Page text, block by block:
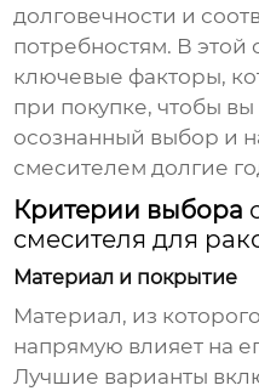
долговечности и
потребностям. В этой
ключевые факторы,
при покупке, чтобы
осознанный выбор и
смесителем долгие
Критерии выбора
смесителя для
Материал и покрытие
Материал, из
напрямую влияет на
Лучшие варианты